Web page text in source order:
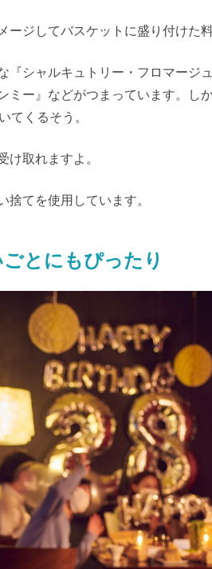
ジしてバスケットに盛り付けた
『シャルキュトリー・フロマージ
ミー』などがつまっています。し
てくるそう。
け取れますよ。
捨てを使用しています。
とにもぴったり